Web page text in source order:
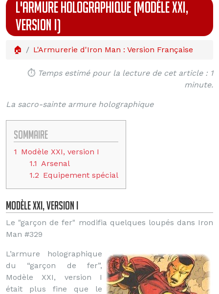
L'ARMURE HOLOGRAPHIQUE (MODÈLE XXI,
VERSION I)
🏠 L'Armurerie d'Iron Man : Version Française
⏱️ Temps estimé pour la lecture de cet article : 1
minute.
La sacro-sainte armure holographique
Sommaire
1 Modèle XXI, version I
1.1 Arsenal
1.2 Equipement spécial
Modèle XXI, version I
Le "garçon de fer" modifia quelques loupés dans Iron
Man #329
L’armure holographique
du “garçon de fer”,
Modèle XXI, version I
était plus fine que le